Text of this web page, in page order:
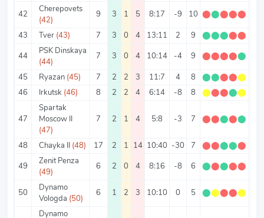
42
Cherepovets
(42)
9 3 1 5 8:17 -9 10 ⬤⬤⬤⬤⬤
43
Tver (43) 7 3 0 4 13:11 2 9 ⬤⬤⬤⬤⬤
44
PSK Dinskaya
(44)
7 3 0 4 10:14 -4 9 ⬤⬤⬤⬤⬤
45
Ryazan (45) 7 2 2 3 11:7 4 8 ⬤⬤⬤⬤⬤
46
Irkutsk (46) 8 2 2 4 6:14 -8 8 ⬤⬤⬤⬤⬤
47
Spartak
Moscow II
(47)
7 2 1 4 5:8 -3 7 ⬤⬤⬤⬤⬤
48 Chayka II (48) 17 2 1 14 10:40 -30 7 ⬤⬤⬤⬤⬤
49
Zenit Penza
(49)
6 2 0 4 8:16 -8 6 ⬤⬤⬤⬤⬤
50
Dynamo
Vologda (50)
6 1 2 3 10:10 0 5 ⬤⬤⬤⬤⬤
Dynamo